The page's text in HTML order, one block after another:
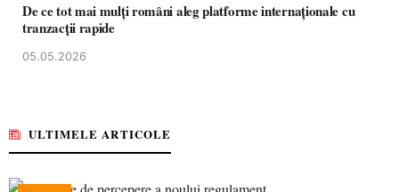
De ce tot mai mulți români aleg platforme internaționale cu
tranzacții rapide
05.05.2026
ULTIMELE ARTICOLE